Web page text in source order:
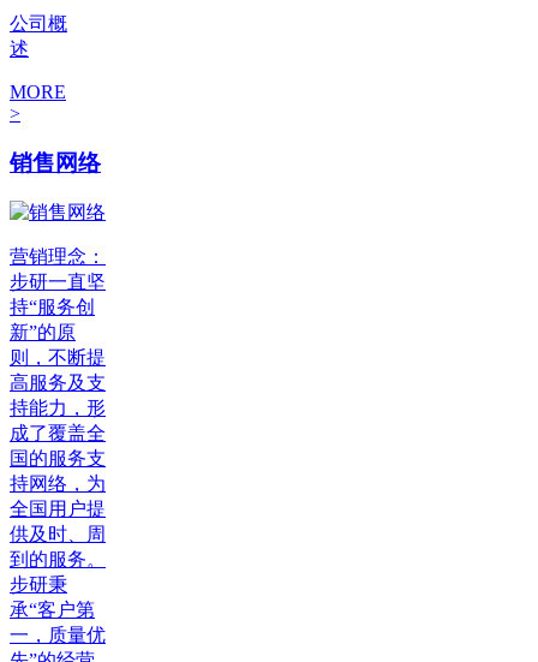
公司概
述
MORE
>
销售网络
营销理念：
步研一直坚
持“服务创
新”的原
则，不断提
高服务及支
持能力，形
成了覆盖全
国的服务支
持网络，为
全国用户提
供及时、周
到的服务。
步研秉
承“客户第
一，质量优